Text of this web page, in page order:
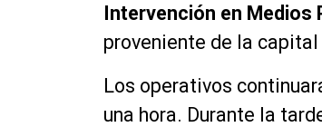
Intervención en Medios
proveniente de la
Los operativos
una hora. Durante la